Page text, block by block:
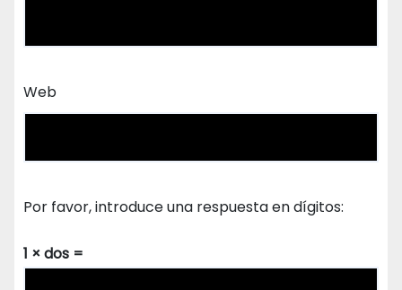
Web
Por favor, introduce una respuesta en dígitos:
1 × dos =